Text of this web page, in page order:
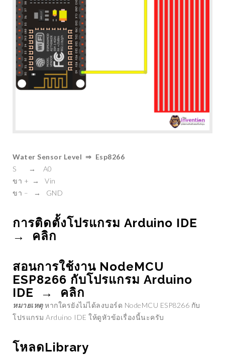
Water Sensor Level ⇒ Esp8266
S → A0
ขา + → Vin
ขา – → GND
การติดตั้งโปรแกรม Arduino IDE
→ คลิก
สอนการใช้งาน NodeMCU
ESP8266 กับโปรแกรม Arduino
IDE → คลิก
หมายเหตุหากใครยังไม่ได้ลงบอร์ด NodeMCU ESP8266 กับ
โปรแกรม Arduino IDE ให้ดูหัวข้อเรื่องนี้นะครับ
โหลดLibrary